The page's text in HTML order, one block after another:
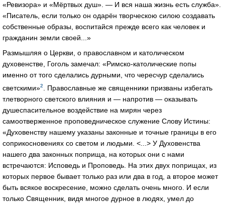
«Ревизора» и «Мёртвых душ». — И вся наша жизнь есть служба».
«Писатель, если только он одарён творческою силою создавать
собственные образы, воспитайся прежде всего как человек и
гражданин земли своей...»
Размышляя о Церкви, о православном и католическом
духовенстве, Гоголь замечал: «Римско-католические попы
именно от того сделались дурными, что чересчур сделались
светскими»2
. Православные же священники призваны избегать
тлетворного светского влияния и — напротив — оказывать
душеспасительное воздействие на мирян через
самоотверженное проповедническое служение Слову Истины:
«Духовенству нашему указаны законные и точные границы в его
соприкосновениях со светом и людьми. <...> У Духовенства
нашего два законных поприща, на которых они с нами
встречаются: Исповедь и Проповедь. На этих двух поприщах, из
которых первое бывает только раз или два в год, а второе может
быть всякое воскресение, можно сделать очень много. И если
только Священник, видя многое дурное в людях, умел до